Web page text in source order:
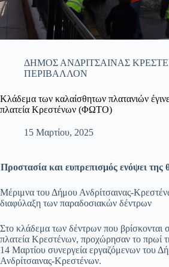
ΔΗΜΟΣ ΑΝΔΡΙΤΣΑΙΝΑΣ
ΠΕΡΙΒΑΛΛΟΝ
Κλάδεμα των καλαίσθητων πλατανιών
πλατεία Κρεστένων (ΦΩΤΟ)
15 Μαρτίου, 2025
Προστασία και ευπρεπισμός ενόψει της
Μέριμνα του Δήμου Ανδρίτσαινας-
διαφύλαξη των παραδοσιακών δέντρων
Στο κλάδεμα των δέντρων που βρίσκονται
πλατεία Κρεστένων, προχώρησαν το πρωί
14 Μαρτίου συνεργεία εργαζόμενων του
Ανδρίτσαινας-Κρεστένων.